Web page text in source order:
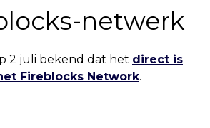
netwerk
2 juli bekend dat het direct is
Fireblocks Network.